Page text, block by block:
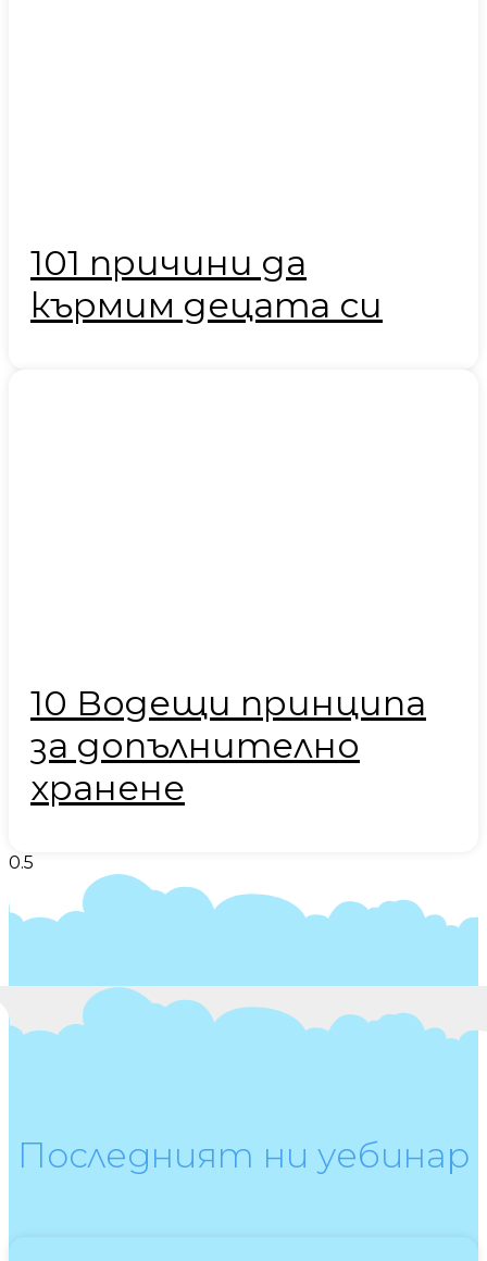
101 причини да
кърмим децата си
10 Водещи принципа
за допълнително
хранене
Последният ни уебинар